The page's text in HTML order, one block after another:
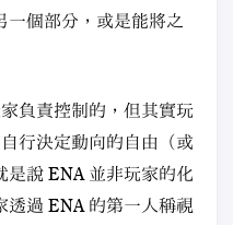
一個部分，或是能將之
負責控制的，但其實玩
行決定動向的自由（或
是說 ENA 並非玩家的化
透過 ENA 的第一人稱視